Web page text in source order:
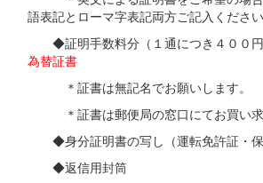
語表記とローマ字表記両方ご記入ください
◆証明手数料分（１通につき４００
為替証書
＊証書は無記名でお願いします。
＊証書は郵便局の窓口にてお買い求
◆身分証明書の写し（運転免許証・保
◆返信用封筒